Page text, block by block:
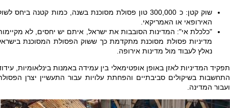
שוק קטן: כ 300,000 טון פסולת מסוכנת בשנה, כמות קטנה ביחס
האירופאי או האמריקאי.
"כלכלת אי": המדינות הסובבות את ישראל, איתם יש יחסים, לא
מדיניות פסולת מסוכנת מתקדמת כך ששוק הפסולת המסוכנת
נאלץ לעבוד מול מדינות אירופה.
תפקיד המדיניות לאזן באופן אופטימאלי בין עמידה באמנות בינלאומיות,
התחשבות בשיקולים סביבתיים והפחתת עלויות עבור התעשיין יצרן
ועבור המדינה.